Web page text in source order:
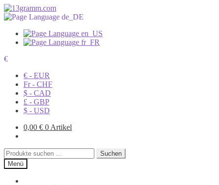
€
€ - EUR
Fr - CHF
$ - CAD
£ - GBP
$ - USD
0,00 € 0 Artikel
Suchen
nach:
Suchen
Menü